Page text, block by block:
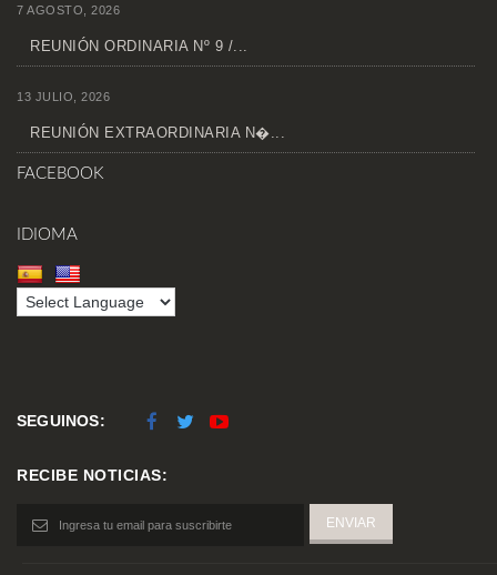
7 AGOSTO, 2026
REUNIÓN ORDINARIA Nº 9 /...
13 JULIO, 2026
REUNIÓN EXTRAORDINARIA N�...
FACEBOOK
IDIOMA
SEGUINOS:
RECIBE NOTICIAS: